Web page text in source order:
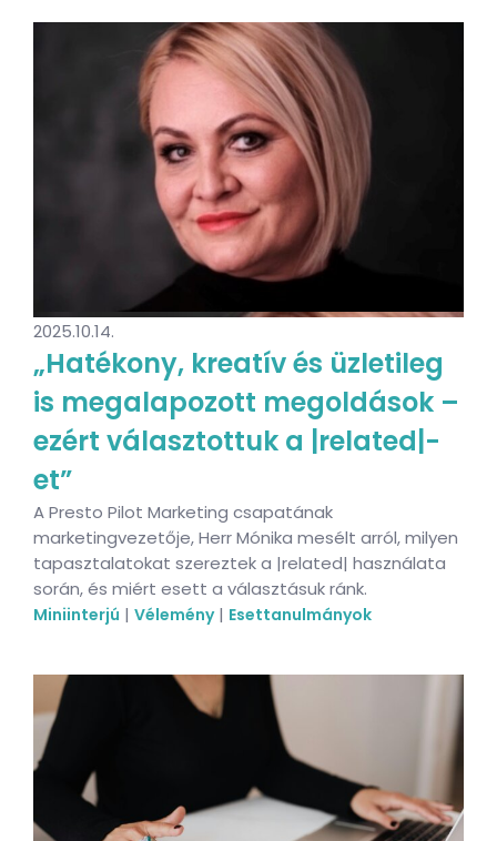
2025.10.14.
„Hatékony, kreatív és üzletileg
is megalapozott megoldások –
ezért választottuk a |related|-
et”
A Presto Pilot Marketing csapatának
marketingvezetője, Herr Mónika mesélt arról, milyen
tapasztalatokat szereztek a |related| használata
során, és miért esett a választásuk ránk.
Miniinterjú | Vélemény| Esettanulmányok